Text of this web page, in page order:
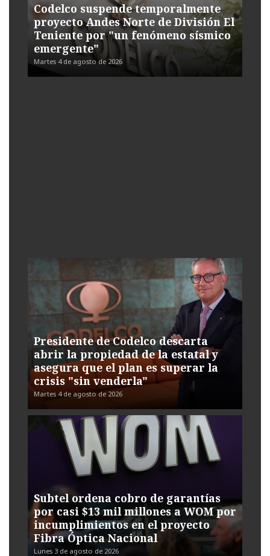
Codelco suspende temporalmente
proyecto Andes Norte de División El
Teniente por "un fenómeno sísmico
emergente"
Martes 4 de agosto de 2026
Presidente de Codelco descarta
abrir la propiedad de la estatal y
asegura que el plan es superar la
crisis "sin venderla"
Martes 4 de agosto de 2026
Subtel ordena cobro de garantías
por casi $13 mil millones a WOM por
incumplimientos en el proyecto
Fibra Óptica Nacional
Lunes 3 de agosto de 2026